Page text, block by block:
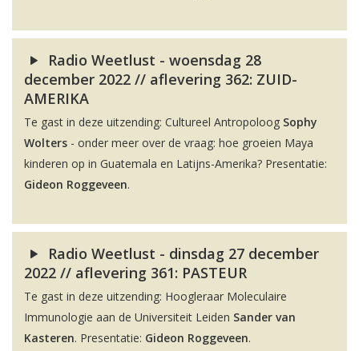
Radio Weetlust - woensdag 28
december 2022 // aflevering 362: ZUID-
AMERIKA
Te gast in deze uitzending: Cultureel Antropoloog Sophy
Wolters - onder meer over de vraag: hoe groeien Maya
kinderen op in Guatemala en Latijns-Amerika? Presentatie:
Gideon Roggeveen.
Radio Weetlust - dinsdag 27 december
2022 // aflevering 361: PASTEUR
Te gast in deze uitzending: Hoogleraar Moleculaire
Immunologie aan de Universiteit Leiden Sander van
Kasteren. Presentatie: Gideon Roggeveen.